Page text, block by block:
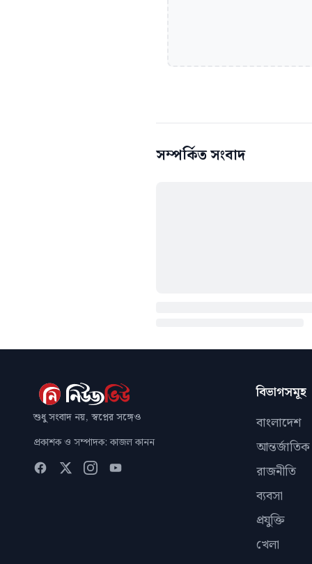
সম্পর্কিত সংবাদ
শুধু সংবাদ নয়, স্বপ্নের সঙ্গেও
প্রকাশক ও সম্পাদক: কাজল কানন
বিভাগসমূহ
বাংলাদেশ
আন্তর্জাতিক
রাজনীতি
ব্যবসা
প্রযুক্তি
খেলা